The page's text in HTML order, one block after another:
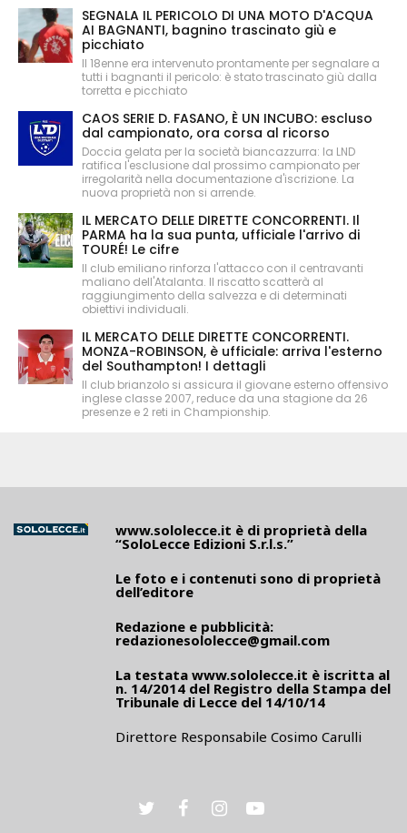
SEGNALA IL PERICOLO DI UNA MOTO D'ACQUA
AI BAGNANTI, bagnino trascinato giù e
picchiato
Il 18enne era intervenuto prontamente per segnalare a
tutti i bagnanti il pericolo: è stato trascinato giù dalla
torretta e picchiato
CAOS SERIE D. FASANO, È UN INCUBO: escluso
dal campionato, ora corsa al ricorso
Doccia gelata per la società biancazzurra: la LND
ratifica l'esclusione dal prossimo campionato per
irregolarità nella documentazione d'iscrizione. La
nuova proprietà non si arrende.
IL MERCATO DELLE DIRETTE CONCORRENTI. Il
PARMA ha la sua punta, ufficiale l'arrivo di
TOURÉ! Le cifre
Il club emiliano rinforza l'attacco con il centravanti
maliano dell'Atalanta. Il riscatto scatterà al
raggiungimento della salvezza e di determinati
obiettivi individuali.
IL MERCATO DELLE DIRETTE CONCORRENTI.
MONZA-ROBINSON, è ufficiale: arriva l'esterno
del Southampton! I dettagli
Il club brianzolo si assicura il giovane esterno offensivo
inglese classe 2007, reduce da una stagione da 26
presenze e 2 reti in Championship.
www.sololecce.it è di proprietà della
“SoloLecce Edizioni S.r.l.s.”
Le foto e i contenuti sono di proprietà
dell’editore
Redazione e pubblicità:
redazionesololecce@gmail.com
La testata www.sololecce.it è iscritta al
n. 14/2014 del Registro della Stampa del
Tribunale di Lecce del 14/10/14
Direttore Responsabile Cosimo Carulli